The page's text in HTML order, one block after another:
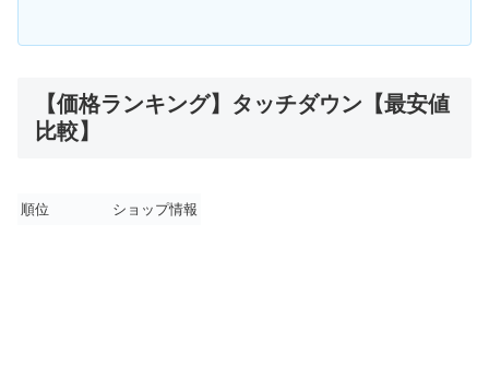
【価格ランキング】タッチダウン【最安値
比較】
順位 ショップ情報